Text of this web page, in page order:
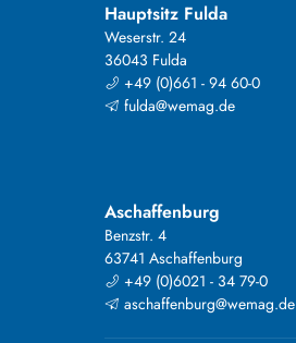
Hauptsitz Fulda
Weserstr. 24
36043 Fulda
+49 (0)661 - 94 60-0
fulda@wemag.de
Aschaffenburg
Benzstr. 4
63741 Aschaffenburg
+49 (0)6021 - 34 79-0
aschaffenburg@wemag.de